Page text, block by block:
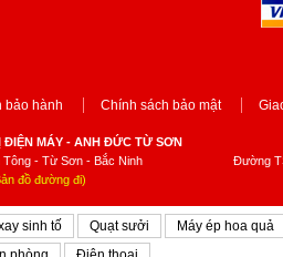
bảo hành Chính sách bảo mật
ĐIỆN MÁY - ANH ĐỨC TỪ SƠN
Tông - Từ Sơn - Bắc Ninh
đồ đường đi)
Đường
sinh tố Quạt sưởi Máy ép hoa quả